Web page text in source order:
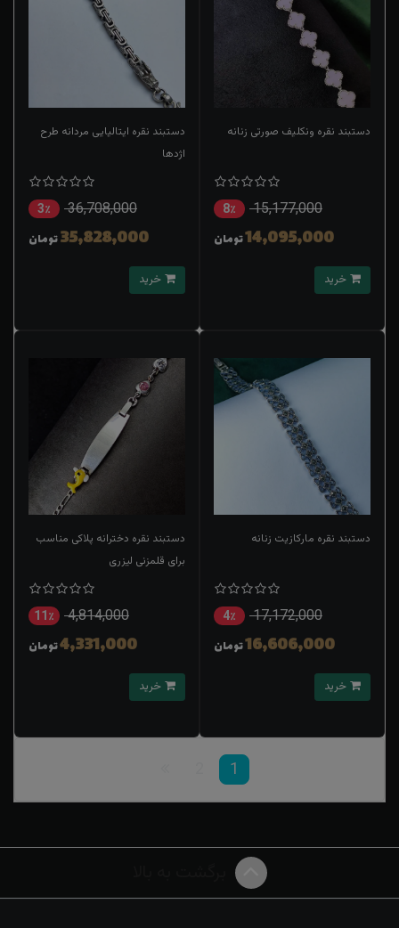
دستبند نقره ونکلیف صورتی زنانه
15,177,000 8٪
14,095,000تومان
دستبند نقره ایتالیایی مردانه طرح
اژدها
36,708,000 3٪
35,828,000تومان
دستبند نقره مارکازیت زنانه
17,172,000 4٪
16,606,000تومان
دستبند نقره دخترانه پلاکی مناسب
برای قلمزنی لیزری
4,814,000 11٪
4,331,000تومان
1